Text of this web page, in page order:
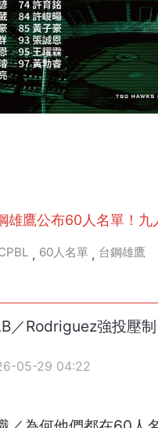
雄鷹公布60人名單！
, 60人名單 , 台鋼雄鷹
／Rodriguez強投壓
05-29 04:22